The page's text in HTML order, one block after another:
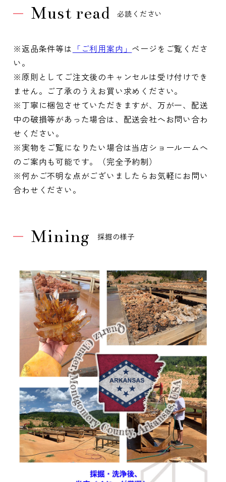
Must read 必読ください
※返品条件等は 「ご利用案内」 ページをご覧くださ
い。
※原則としてご注文後のキャンセルは受け付けでき
ません。ご了承のうえお買い求めください。
※丁寧に梱包させていただきますが、万が一、配送
中の破損等があった場合は、配送会社へお問い合わ
せください。
※実物をご覧になりたい場合は当店ショールームへ
のご案内も可能です。（完全予約制）
※何かご不明な点がございましたらお気軽にお問い
合わせください。
Mining 採掘の様子